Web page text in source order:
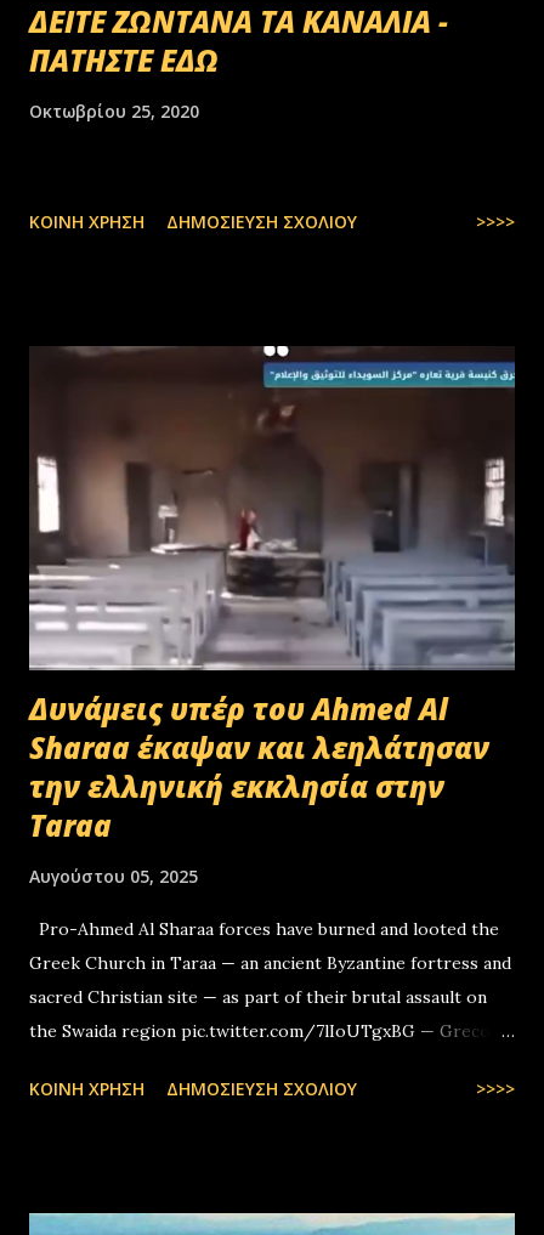
ΔΕΙΤΕ ΖΩΝΤΑΝΑ ΤΑ ΚΑΝΑΛΙΑ -
ΠΑΤΗΣΤΕ ΕΔΩ
Οκτωβρίου 25, 2020
ΚΟΙΝΉ ΧΡΉΣΗ ΔΗΜΟΣΊΕΥΣΗ ΣΧΟΛΊΟΥ >>>>
Δυνάμεις υπέρ του Ahmed Al
Sharaa έκαψαν και λεηλάτησαν
την ελληνική εκκλησία στην
Taraa
Αυγούστου 05, 2025
Pro-Ahmed Al Sharaa forces have burned and looted the
Greek Church in Taraa — an ancient Byzantine fortress and
sacred Christian site — as part of their brutal assault on
the Swaida region pic.twitter.com/7lIoUTgxBG — Greco-
ΚΟΙΝΉ ΧΡΉΣΗ ΔΗΜΟΣΊΕΥΣΗ ΣΧΟΛΊΟΥ >>>>